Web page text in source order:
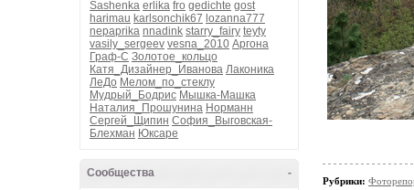
Sashenka erlika fro gedichte gost
harimau karlsonchik67 lozanna777
nepaprika nnadink starry_fairy teyty
vasily_sergeev vesna_2010 Аргона
Граф-С Золотое_кольцо
Катя_Дизайнер_Иванова Лаконика
ЛеДо Мелом_по_стеклу
Мудрый_Бодрис Мышка-Машка
Наталия_Прошунина Норманн
Сергей_Щипин София_Выговская-
Блехман Юксаре
-
Сообщества
Рубрики: